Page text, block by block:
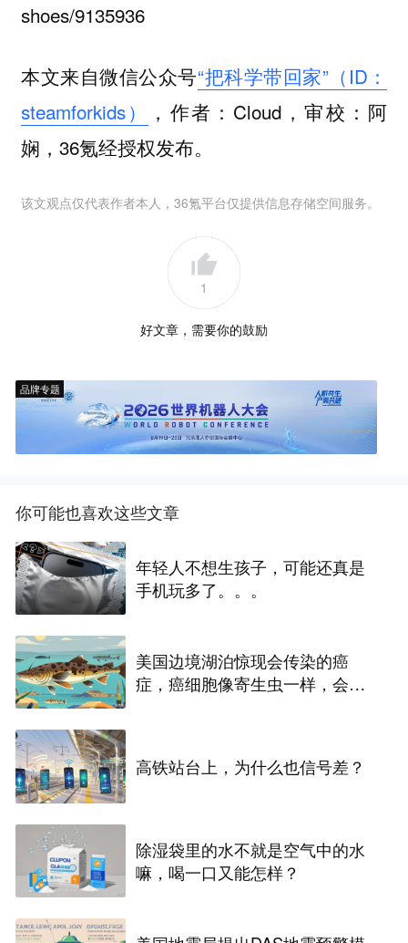
shoes/9135936
‌本文来自微信公众号“把科学带回家”（ID：
steamforkids）
，作者：Cloud，审校：阿
娴，36氪经授权发布。
该文观点仅代表作者本人，36氪平台仅提供信息存储空间服务。
1
好文章，需要你的鼓励
品牌专题
你可能也喜欢这些文章
年轻人不想生孩子，可能还真是
手机玩多了。。。
美国边境湖泊惊现会传染的癌
症，癌细胞像寄生虫一样，会在
高铁站台上，为什么也信号差？
除湿袋里的水不就是空气中的水
嘛，喝一口又能怎样？